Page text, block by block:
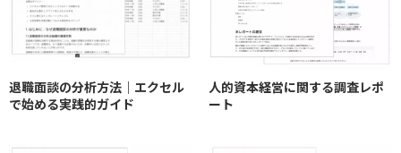
退職面談の分析方法｜エクセル
で始める実践的ガイド
人的資本経営に関する調査レポ
ート